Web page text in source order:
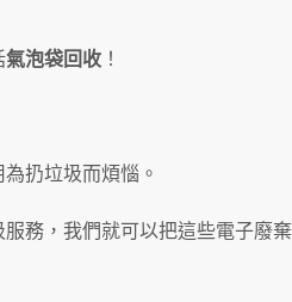
氣泡袋回收 ！
扔垃圾而煩惱。
務，我們就可以把這些電子廢棄